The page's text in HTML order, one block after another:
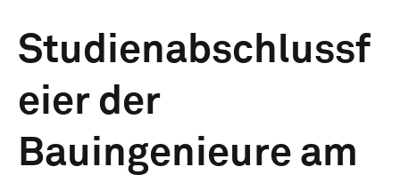
Studienabschlussf
eier der
Bauingenieure am